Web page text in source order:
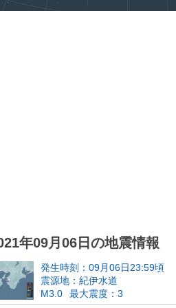
年09月06日の地震情報
発生時刻：09月06日23:59頃
震源地：紀伊水道
M3.0
最大震度：3